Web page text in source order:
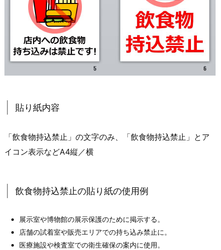
貼り紙内容
「飲食物持込禁止」の文字のみ、「飲食物持込禁止」とア
イコン表示などA4縦／横
飲食物持込禁止の貼り紙の使用例
展示室や博物館の展示保護のために掲示する。
店舗の試着室や販売エリアでの持ち込み禁止に。
医療施設や検査室での衛生確保の案内に使用。